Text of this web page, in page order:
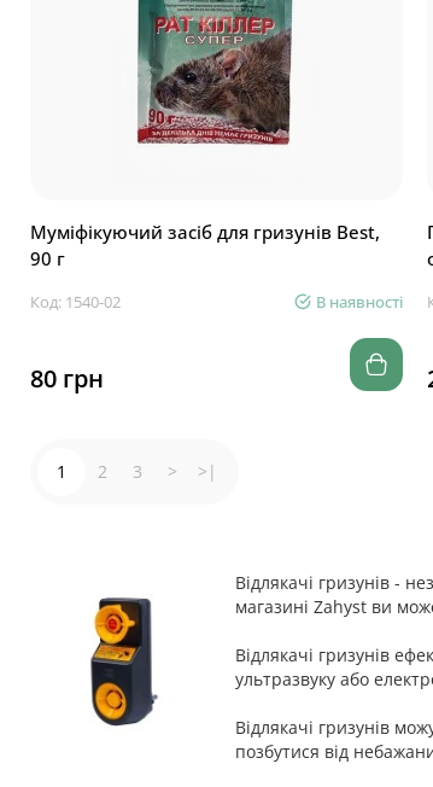
Муміфікуючий засіб для гризунів Best,
90 г
Код: 1540-02 В наявності
80 грн
1 2 3 > >|
Відлякачі гризунів -
магазині Zahyst ви
Відлякачі гризунів
ультразвуку або
Відлякачі гризунів
позбутися від